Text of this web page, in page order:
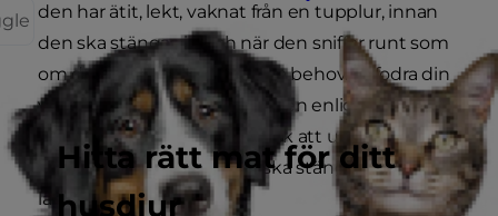
Hitta rätt mat för ditt
husdjur
den har ätit, lekt, vaknat från en tupplur, innan
den ska stängas in och när den sniffar runt som
om den behöver uträtta sina behov. Utfodra din
valp två till tre gånger dagligen enligt ett
regelbundet schema. Undvik att utfodra din
valp en timme innan den ska stängas in och före
läggdags.